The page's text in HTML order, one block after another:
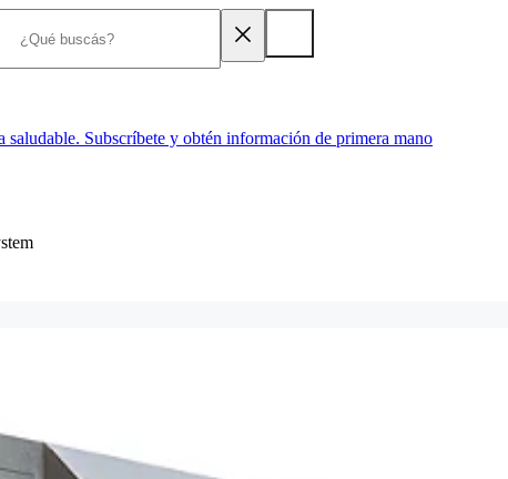
saludable. Subscríbete y obtén información de primera mano